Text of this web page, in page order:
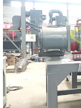
州
市
九
龙
机
械
设